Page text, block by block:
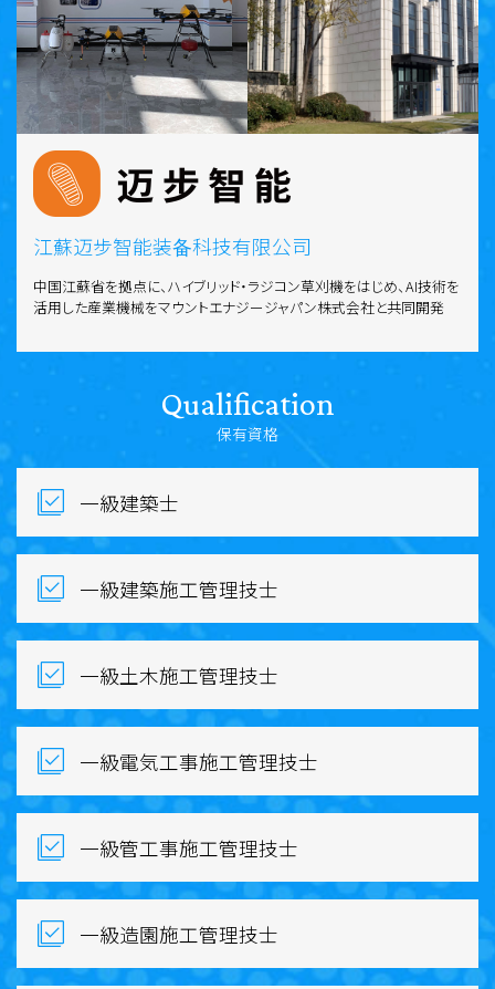
江蘇迈步智能装备科技有限公司
中国江蘇省を拠点に、ハイブリッド・ラジコン草刈機をはじめ、AI技術を
活用した産業機械をマウントエナジージャパン株式会社と共同開発
Qualification
保有資格
一級建築士
一級建築施工管理技士
一級土木施工管理技士
一級電気工事施工管理技士
一級管工事施工管理技士
一級造園施工管理技士